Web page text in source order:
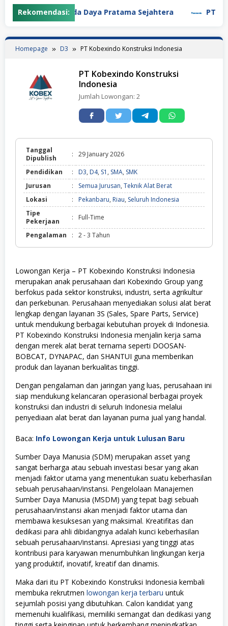
Rekomendasi:
PT Garuda Daya Pratama Sejahtera PT
Homepage D3 PT Kobexindo Konstruksi Indonesia
PT Kobexindo Konstruksi
Indonesia
Jumlah Lowongan: 2
Tanggal
Dipublish
: 29 January 2026
Pendidikan : D3, D4, S1 , SMA, SMK
Jurusan
: Semua Jurusan, Teknik Alat Berat
Lokasi
: Pekanbaru, Riau, Seluruh Indonesia
Tipe
Pekerjaan
: Full-Time
Pengalaman : 2 - 3 Tahun
Lowongan Kerja – PT Kobexindo Konstruksi Indonesia
merupakan anak perusahaan dari Kobexindo Group yang
berfokus pada sektor konstruksi, industri, serta agrikultur
dan perkebunan. Perusahaan menyediakan solusi alat berat
lengkap dengan layanan 3S (Sales, Spare Parts, Service)
untuk mendukung berbagai kebutuhan proyek di Indonesia.
PT Kobexindo Konstruksi Indonesia menjalin kerja sama
dengan merek alat berat ternama seperti DOOSAN-
BOBCAT, DYNAPAC, dan SHANTUI guna memberikan
produk dan layanan berkualitas tinggi.
Dengan pengalaman dan jaringan yang luas, perusahaan ini
siap mendukung kelancaran operasional berbagai proyek
konstruksi dan industri di seluruh Indonesia melalui
penyediaan alat berat dan layanan purna jual yang handal.
Baca: Info Lowongan Kerja untuk Lulusan Baru
Sumber Daya Manusia (SDM) merupakan asset yang
sangat berharga atau sebuah investasi besar yang akan
menjadi faktor utama yang menentukan suatu keberhasilan
sebuah perusahaan/instansi. Pengelolaan Manajemen
Sumber Daya Manusia (MSDM) yang tepat bagi sebuah
perusahaan/instansi akan menjadi faktor utama dan
membawa kesuksesan yang maksimal. Kreatifitas dan
dedikasi para ahli dibidangnya adalah kunci keberhasilan
sebuah perusahaan/instansi. Apresiasi yang tinggi atas
kontribusi para karyawan menumbuhkan lingkungan kerja
yang produktif, inovatif, kreatif dan dinamis.
Maka dari itu PT Kobexindo Konstruksi Indonesia kembali
membuka rekrutmen lowongan kerja terbaru untuk
sejumlah posisi yang dibutuhkan. Calon kandidat yang
memenuhi kualifikasi, memiliki semangat dan dedikasi yang